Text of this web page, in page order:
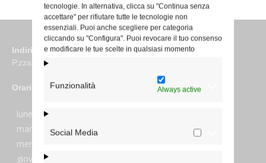
tecnologie. In alternativa, clicca su "Continua senza
accettare" per rifiutare tutte le tecnologie non
essenziali. Puoi anche scegliere per categoria
cliccando su "Configura". Puoi revocare il tuo consenso
e modificare le tue scelte in qualsiasi momento
Funzionalità Always active
Social Media
Indirizzo
P.zza S. Giovanni in Laterano 6 00184 Roma
Orari
lunedi:
martedi:
7:45–13:15 e 14:00-17:30
mercoledi:
giovedi: